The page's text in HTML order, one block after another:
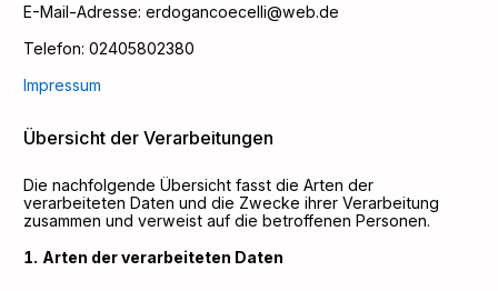
E-Mail-Adresse: erdogancoecelli@web.de
Telefon: 02405802380
Impressum
Übersicht der Verarbeitungen
Die nachfolgende Übersicht fasst die Arten der
verarbeiteten Daten und die Zwecke ihrer Verarbeitung
zusammen und verweist auf die betroffenen Personen.
Arten der verarbeiteten Daten